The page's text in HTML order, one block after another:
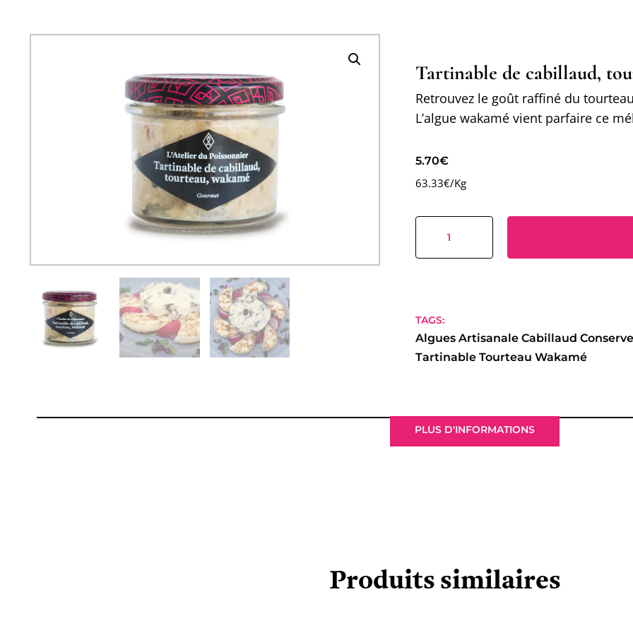
Tartinable de cabillaud,
Retrouvez le goût raffiné du
L’algue wakamé vient parfaire ce
5.70€
63.33€/Kg
TAGS:
Algues Artisanale Cabillaud
Tartinable Tourteau Wakamé
PLUS D'INFORMATIONS
Produits similaires